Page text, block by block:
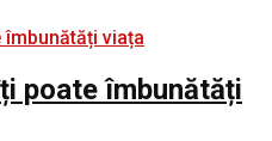
poate îmbunătăți